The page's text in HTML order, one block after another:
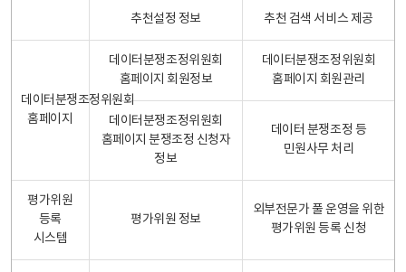
추천설정 정보 추천 검색 서비스 제공
데이터분쟁조정위원회
홈페이지
데이터분쟁조정위원회
홈페이지 회원정보
데이터분쟁조정위원회
홈페이지 회원관리
데이터분쟁조정위원회
홈페이지 분쟁조정 신청자
정보
데이터 분쟁조정 등
민원사무 처리
평가위원
등록
시스템
평가위원 정보
외부전문가 풀 운영을 위한
평가위원 등록 신청